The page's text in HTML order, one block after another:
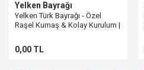
Yelken Bayrağı
Yelken Türk Bayrağı - Özel
Raşel Kumaş & Kolay Kurulum |
0,00 TL